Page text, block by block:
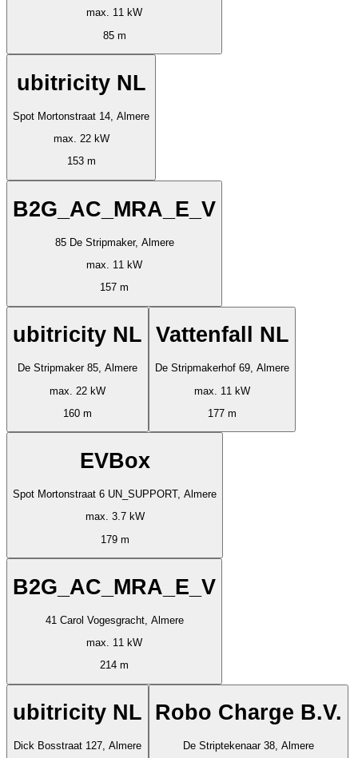
max. 11 kW
85 m
ubitricity NL
Spot Mortonstraat 14, Almere
max. 22 kW
153 m
B2G_AC_MRA_E_V
85 De Stripmaker, Almere
max. 11 kW
157 m
ubitricity NL
De Stripmaker 85, Almere
max. 22 kW
160 m
Vattenfall NL
De Stripmakerhof 69, Almere
max. 11 kW
177 m
EVBox
Spot Mortonstraat 6 UN_SUPPORT, Almere
max. 3.7 kW
179 m
B2G_AC_MRA_E_V
41 Carol Vogesgracht, Almere
max. 11 kW
214 m
ubitricity NL
Dick Bosstraat 127, Almere
Robo Charge B.V.
De Striptekenaar 38, Almere